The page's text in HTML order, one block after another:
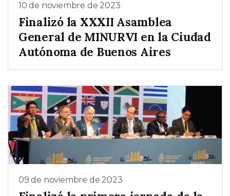
10 de noviembre de 2023
Finalizó la XXXII Asamblea
General de MINURVI en la Ciudad
Autónoma de Buenos Aires
09 de noviembre de 2023